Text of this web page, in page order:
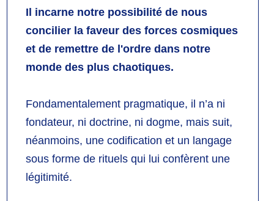
Il incarne notre possibilité de nous
concilier la faveur des forces cosmiques
et de remettre de l'ordre dans notre
monde des plus chaotiques.
Fondamentalement pragmatique, il n’a ni
fondateur, ni doctrine, ni dogme, mais suit,
néanmoins, une codification et un langage
sous forme de rituels qui lui confèrent une
légitimité.